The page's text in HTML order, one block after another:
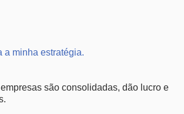
a minha estratégia.
são consolidadas, dão lucro e